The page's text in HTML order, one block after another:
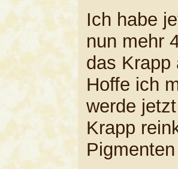
Ich habe
nun mehr
das Krapp
Hoffe ich
werde
Krapp